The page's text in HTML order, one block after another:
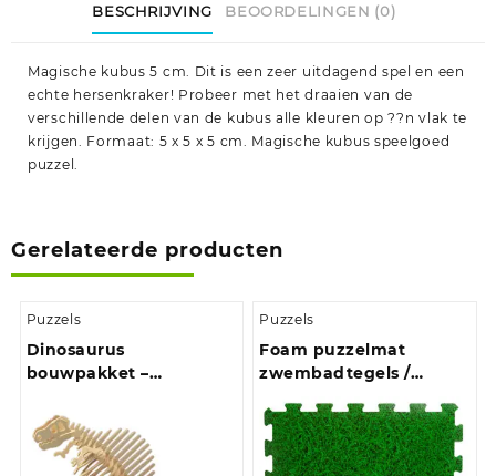
BESCHRIJVING BEOORDELINGEN (0)
Magische kubus 5 cm. Dit is een zeer uitdagend spel en een
echte hersenkraker! Probeer met het draaien van de
verschillende delen van de kubus alle kleuren op ??n vlak te
krijgen. Formaat: 5 x 5 x 5 cm. Magische kubus speelgoed
puzzel.
Gerelateerde producten
Puzzels
Dinosaurus
bouwpakket –
x 18,5 cm – 3D Puzzel
Puzzels
Foam puzzelmat
zwembadtegels /
stuks – 50 x 50 cm
p/stuk